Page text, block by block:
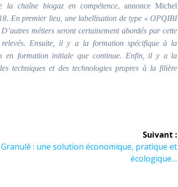
chaîne biogaz en compétence, annonce Michel
En premier lieu, une labellisation de type « OPQIBI
métiers seront certainement abordés par cette
relevés. Ensuite, il y a la formation spécifique à la
en formation initiale que continue. Enfin, il y a la
techniques et des technologies propres à la filière
Suivant :
Article
Granulé : une solution économique, pratique et
écologique…